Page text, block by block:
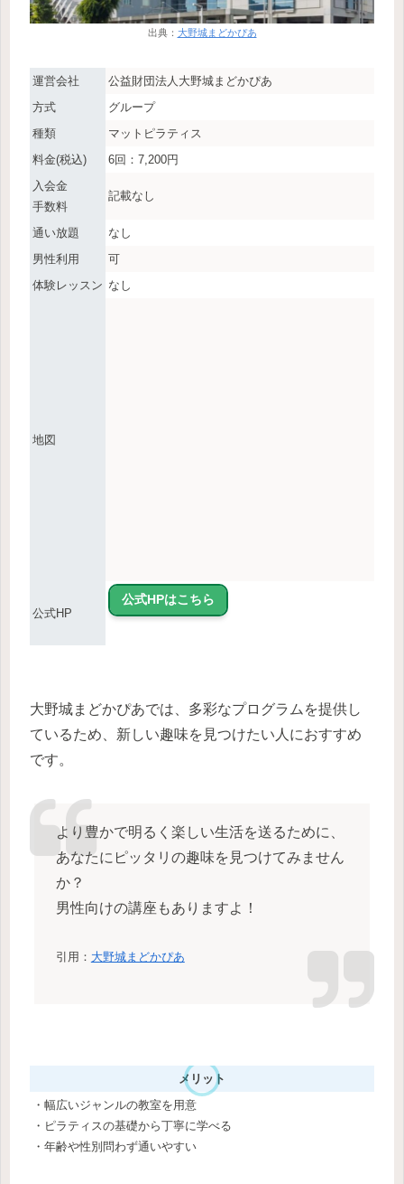
出典： 大野城まどかぴあ
運営会社
公益財団法人大野城まどかぴあ
方式
グループ
種類
マットピラティス
料金(税込)
6回：7,200円
入会金
手数料
記載なし
通い放題
なし
男性利用
可
体験レッスン なし
地図
公式HP
公式HPはこちら
大野城まどかぴあでは、多彩なプログラムを提供し
ているため、新しい趣味を見つけたい人におすすめ
です。
より豊かで明るく楽しい生活を送るために、
あなたにピッタリの趣味を見つけてみません
か？
男性向けの講座もありますよ！
引用： 大野城まどかぴあ
メリット
・幅広いジャンルの教室を用意
・ピラティスの基礎から丁寧に学べる
・年齢や性別問わず通いやすい